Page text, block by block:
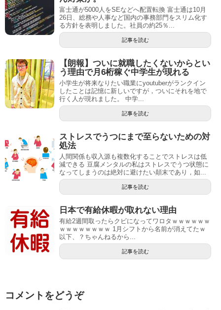
富士通が5000人をSEなどへ配置転換 富士通は10月
26日、総務や人事など国内の事務部門をスリム化す
る方針を表明しました。社員の約25％...
記事を読む
【朗報】ついに就職したくないからとい
う理由で月6桁稼ぐ中学生が現れる
小学生が将来なりたい職業にyoutuberがランクイン
したことは記憶に新しいですが，ついにそれを地で
行く人が現れました。 中学...
記事を読む
ストレスでうつにまで至らないための対
処法
人間関係も収入源も複数化することでストレスは低
減できる 豆腐メンタルの私はストレスでうつ状態に
なってしまうのは絶対に避けたい顛末であり，如...
記事を読む
日本で有給休暇が取れない理由
有給2週間取ったらクビになってワロタｗｗｗｗｗｗ
ｗｗｗｗｗｗｗｗ 1月シフトから名前が消えてたｗ
以下、？ちゃんねるから...
記事を読む
コメントをどうぞ